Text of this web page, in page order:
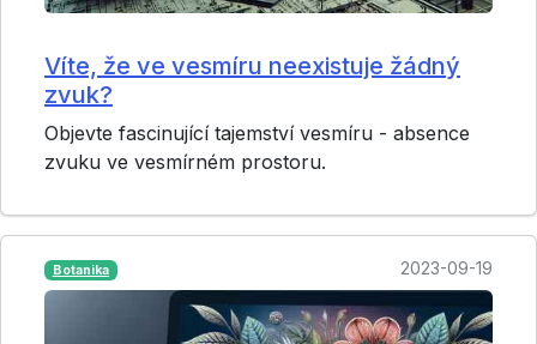
Víte, že ve vesmíru neexistuje žádný
zvuk?
Objevte fascinující tajemství vesmíru - absence
zvuku ve vesmírném prostoru.
Botanika 2023-09-19